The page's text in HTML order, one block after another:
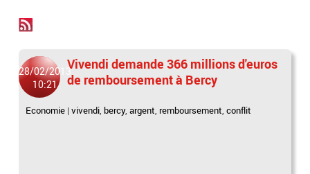
28/02/2013
10:21
Vivendi demande 366 millions d'euros
de remboursement à Bercy
Economie |vivendi, bercy,argent, remboursement,conflit